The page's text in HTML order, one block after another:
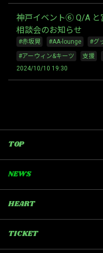
神戸イベント⑥ Q/A と
相談会のお知らせ
#赤坂晃 #AA-lounge
#グ
#アーウィン&キーツ
支援
2024/10/10 19:30
TOP
NEWS
HEART
TICKET